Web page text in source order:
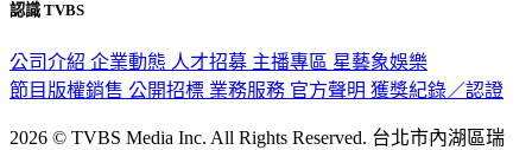
認識 TVBS
公司介紹 企業動態 人才招募 主播專區 星藝象娛樂
節目版權銷售 公開招標 業務服務 官方聲明 獲獎紀錄／認證
2026 © TVBS Media Inc. All Rights Reserved. 台北市內湖區瑞